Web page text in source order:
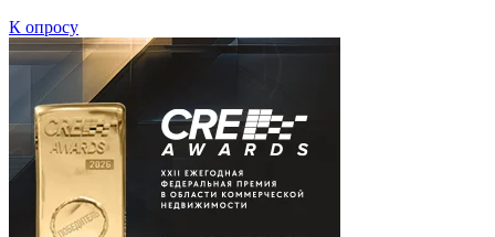
К опросу